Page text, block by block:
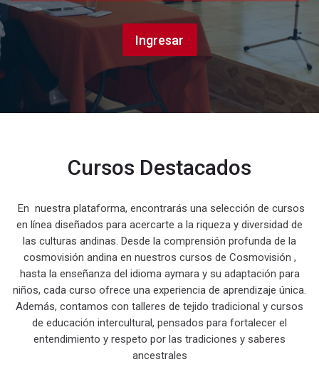
Ingresar
Cursos Destacados
En nuestra plataforma, encontrarás una selección de cursos
en línea diseñados para acercarte a la riqueza y diversidad de
las culturas andinas. Desde la comprensión profunda de la
cosmovisión andina en nuestros cursos de Cosmovisión ,
hasta la enseñanza del idioma aymara y su adaptación para
niños, cada curso ofrece una experiencia de aprendizaje única.
Además, contamos con talleres de tejido tradicional y cursos
de educación intercultural, pensados para fortalecer el
entendimiento y respeto por las tradiciones y saberes
ancestrales